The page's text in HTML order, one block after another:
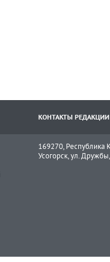
КОНТАКТЫ РЕДАКЦИИ
169270, Республика
Усогорск, ул.